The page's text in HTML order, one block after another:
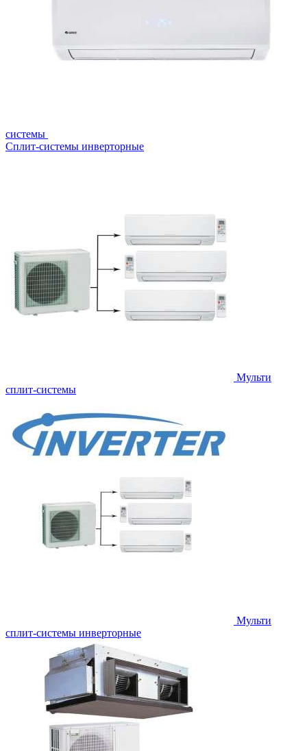
системы
Сплит-системы инверторные
Мульти
сплит-системы
Мульти
сплит-системы инверторные